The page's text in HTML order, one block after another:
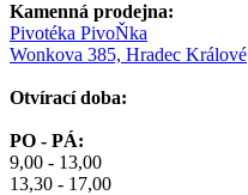
Kamenná prodejna:
Pivotéka PivoŇka
Wonkova 385, Hradec Králové
Otvírací doba:
PO - PÁ:
9,00 - 13,00
13,30 - 17,00